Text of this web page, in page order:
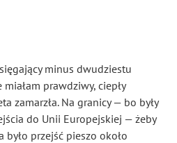
minus dwudziestu
prawdziwy, ciepły
zamarzła. Na granicy — bo były
do Unii Europejskiej — żeby
było przejść pieszo około